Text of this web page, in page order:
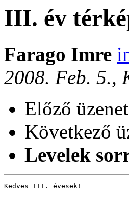
III. év
Farago Imre
2008. Feb. 5.,
Előző
Következő
Levelek
Kedves III. évesek!